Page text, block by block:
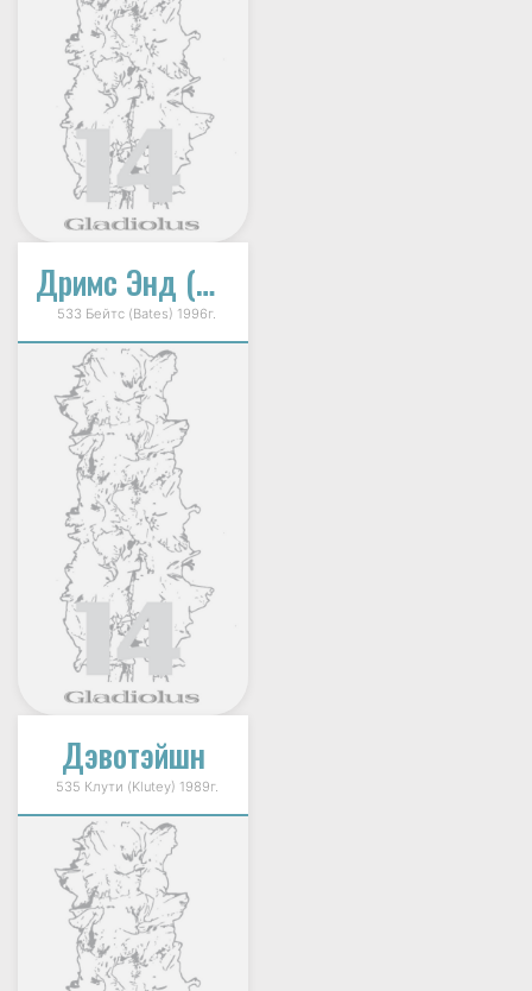
Дримс Энд (Dream's End)
533 Бейтс (Bates) 1996г.
Дэвотэйшн
535 Клути (Klutey) 1989г.